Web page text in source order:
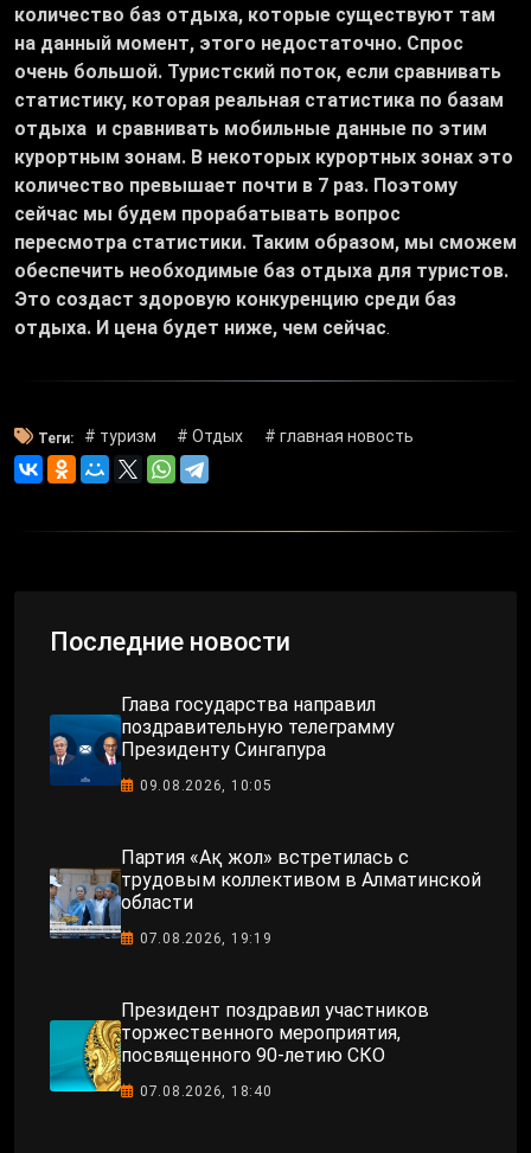
количество баз отдыха, которые существуют там
на данный момент, этого недостаточно. Спрос
очень большой. Туристский поток, если сравнивать
статистику, которая реальная статистика по базам
отдыха и сравнивать мобильные данные по этим
курортным зонам. В некоторых курортных зонах это
количество превышает почти в 7 раз. Поэтому
сейчас мы будем прорабатывать вопрос
пересмотра статистики. Таким образом, мы сможем
обеспечить необходимые баз отдыха для туристов.
Это создаст здоровую конкуренцию среди баз
отдыха. И цена будет ниже, чем сейчас.
Теги: # туризм # Отдых # главная новость
Последние новости
Глава государства направил
поздравительную телеграмму
Президенту Сингапура
09.08.2026, 10:05
Партия «Ақ жол» встретилась с
трудовым коллективом в Алматинской
области
07.08.2026, 19:19
Президент поздравил участников
торжественного мероприятия,
посвященного 90-летию СКО
07.08.2026, 18:40